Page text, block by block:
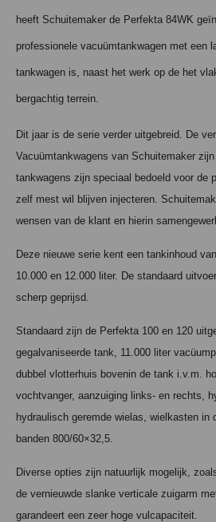
heeft Schuitemaker de Perfekta 84WK
professionele vacuümtankwagen met een
tankwagen is, naast het werk op de het
bergachtig terrein.
Dit jaar is de serie verder uitgebreid. De
Vacuümtankwagens van Schuitemaker
tankwagens zijn speciaal bedoeld voor de
zelf mest wil blijven injecteren.
wensen van de klant en hierin
Deze nieuwe serie kent een tankinhoud
10.000 en 12.000 liter. De standaard
scherp geprijsd.
Standaard zijn de Perfekta 100 en 120
gegalvaniseerde tank, 11.000 liter
dubbel vlotterhuis bovenin de tank i.v.m.
vochtvanger, aanzuiging links- en rechts,
hydraulisch geremde wielas, wielkasten in
banden 800/60×32,5.
Diverse opties zijn natuurlijk mogelijk,
de vernieuwde slanke verticale zuigarm
garandeert een zeer hoge vulcapaciteit.